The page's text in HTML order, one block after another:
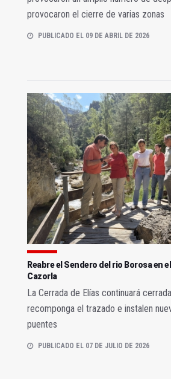
provocaron el cierre de varias zonas
PUBLICADO EL 09 DE ABRIL DE 2026
Reabre el Sendero del rio Borosa en
Cazorla
La Cerrada de Elías continuará
recomponga el trazado e instalen
puentes
PUBLICADO EL 07 DE JULIO DE 2026